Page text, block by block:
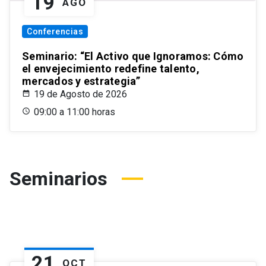
AGO
Conferencias
Seminario: “El Activo que Ignoramos: Cómo
el envejecimiento redefine talento,
mercados y estrategia”
19 de Agosto de 2026
09:00 a 11:00 horas
Seminarios
OCT